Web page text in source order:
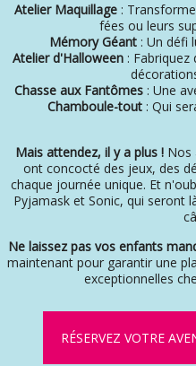
Atelier Maquillage :
fées ou leurs
Mémory Géant: Un défi
Atelier d'Halloween: Fabriquez
Chasse aux Fantômes: Une
Chamboule-tout : Qui
Mais attendez, il y a plus !Nos
ont concocté des jeux, des
chaque journée unique. Et
Pyjamask et Sonic, qui seront
Ne laissez pas vos enfants
maintenant pour garantir une
exceptionnelles
RÉSERVEZ VOTRE